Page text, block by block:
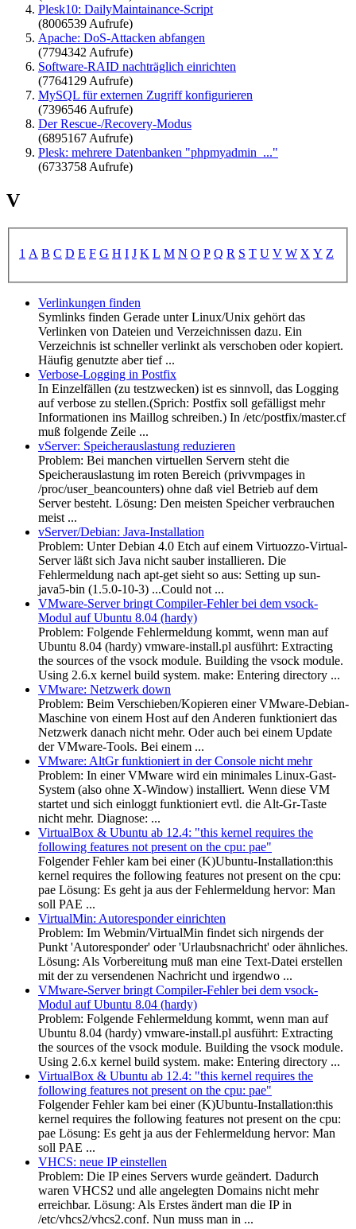
Plesk10: DailyMaintainance-Script
(8006539 Aufrufe)
Apache: DoS-Attacken abfangen
(7794342 Aufrufe)
Software-RAID nachträglich einrichten
(7764129 Aufrufe)
MySQL für externen Zugriff konfigurieren
(7396546 Aufrufe)
Der Rescue-/Recovery-Modus
(6895167 Aufrufe)
Plesk: mehrere Datenbanken "phpmyadmin_..."
(6733758 Aufrufe)
V
1 A B C D E F G H I J K L M N O P Q R S T U V W X Y Z
Verlinkungen finden
Symlinks finden Gerade unter Linux/Unix gehört das
Verlinken von Dateien und Verzeichnissen dazu. Ein
Verzeichnis ist schneller verlinkt als verschoben oder kopiert.
Häufig genutzte aber tief ...
Verbose-Logging in Postfix
In Einzelfällen (zu testzwecken) ist es sinnvoll, das Logging
auf verbose zu stellen.(Sprich: Postfix soll gefälligst mehr
Informationen ins Maillog schreiben.) In /etc/postfix/master.cf
muß folgende Zeile ...
vServer: Speicherauslastung reduzieren
Problem: Bei manchen virtuellen Servern steht die
Speicherauslastung im roten Bereich (privvmpages in
/proc/user_beancounters) ohne daß viel Betrieb auf dem
Server besteht. Lösung: Den meisten Speicher verbrauchen
meist ...
vServer/Debian: Java-Installation
Problem: Unter Debian 4.0 Etch auf einem Virtuozzo-Virtual-
Server läßt sich Java nicht sauber installieren. Die
Fehlermeldung nach apt-get sieht so aus: Setting up sun-
java5-bin (1.5.0-10-3) ...Could not ...
VMware-Server bringt Compiler-Fehler bei dem vsock-
Modul auf Ubuntu 8.04 (hardy)
Problem: Folgende Fehlermeldung kommt, wenn man auf
Ubuntu 8.04 (hardy) vmware-install.pl ausführt: Extracting
the sources of the vsock module. Building the vsock module.
Using 2.6.x kernel build system. make: Entering directory ...
VMware: Netzwerk down
Problem: Beim Verschieben/Kopieren einer VMware-Debian-
Maschine von einem Host auf den Anderen funktioniert das
Netzwerk danach nicht mehr. Oder auch bei einem Update
der VMware-Tools. Bei einem ...
VMware: AltGr funktioniert in der Console nicht mehr
Problem: In einer VMware wird ein minimales Linux-Gast-
System (also ohne X-Window) installiert. Wenn diese VM
startet und sich einloggt funktioniert evtl. die Alt-Gr-Taste
nicht mehr. Diagnose: ...
VirtualBox & Ubuntu ab 12.4: "this kernel requires the
following features not present on the cpu: pae"
Folgender Fehler kam bei einer (K)Ubuntu-Installation:this
kernel requires the following features not present on the cpu:
pae Lösung: Es geht ja aus der Fehlermeldung hervor: Man
soll PAE ...
VirtualMin: Autoresponder einrichten
Problem: Im Webmin/VirtualMin findet sich nirgends der
Punkt 'Autoresponder' oder 'Urlaubsnachricht' oder ähnliches.
Lösung: Als Vorbereitung muß man eine Text-Datei erstellen
mit der zu versendenen Nachricht und irgendwo ...
VMware-Server bringt Compiler-Fehler bei dem vsock-
Modul auf Ubuntu 8.04 (hardy)
Problem: Folgende Fehlermeldung kommt, wenn man auf
Ubuntu 8.04 (hardy) vmware-install.pl ausführt: Extracting
the sources of the vsock module. Building the vsock module.
Using 2.6.x kernel build system. make: Entering directory ...
VirtualBox & Ubuntu ab 12.4: "this kernel requires the
following features not present on the cpu: pae"
Folgender Fehler kam bei einer (K)Ubuntu-Installation:this
kernel requires the following features not present on the cpu:
pae Lösung: Es geht ja aus der Fehlermeldung hervor: Man
soll PAE ...
VHCS: neue IP einstellen
Problem: Die IP eines Servers wurde geändert. Dadurch
waren VHCS2 und alle angelegten Domains nicht mehr
erreichbar. Lösung: Als Erstes ändert man die IP in
/etc/vhcs2/vhcs2.conf. Nun muss man in ...